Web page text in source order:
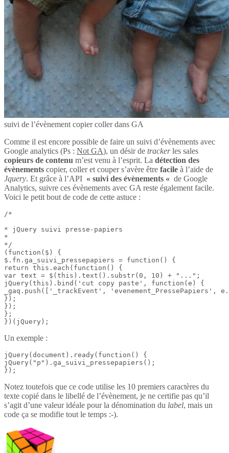
suivi de l’évènement copier coller dans GA
Comme il est encore possible de faire un suivi d’évènements avec
Google analytics (Ps : Not GA), un désir de trackerles sales
copieurs de contenu m’est venu à l’esprit. La détection des
évènements copier, coller et couper s’avère être facile à l’aide de
Jquery. Et grâce à l’API « suivi des évènements « de Google
Analytics, suivre ces évènements avec GA reste également facile.
Voici le petit bout de code de cette astuce :
/*
* jQuery suivi presse-papiers
*
*/
(function($) {
$.fn.ga_suivi_pressepapiers = function() {
return this.each(function() {
var text = $(this).text().substr(0, 10) + "...";
jQuery(this).bind('cut copy paste', function(e) {
_gaq.push(['_trackEvent', 'evenement_PressePapiers',
});
});
};
})(jQuery);
Un exemple :
jQuery(document).ready(function() {
jQuery("p").ga_suivi_pressepapiers();
});
Notez toutefois que ce code utilise les 10 premiers caractères du
texte copié dans le libellé de l’évènement, je ne certifie pas qu’il
s’agit d’une valeur idéale pour la dénomination du label, mais un
code ça se modifie tout le temps :-).